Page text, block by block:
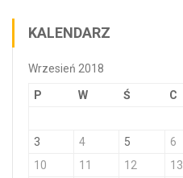
KALENDARZ
Wrzesień 2018
P W Ś C
3
4 5 6
10
11 12 13